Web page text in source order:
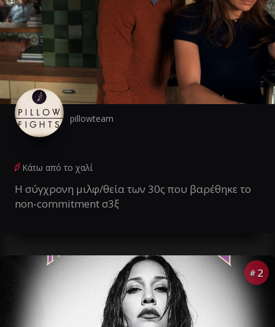
pillowteam
Κάτω από το χαλί
Η σύγχρονη μιλφ/θεία των 30ς που βαρέθηκε το
non-commitment σ3ξ
# 2